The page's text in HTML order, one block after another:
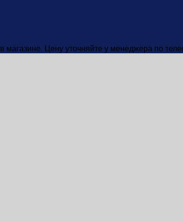
магазине. Цену уточняйте у менеджера по